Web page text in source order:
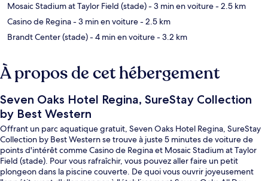
Mosaic Stadium at Taylor Field (stade)- 3 min en voiture- 2.5 km
Casino de Regina- 3 min en voiture- 2.5 km
Brandt Center (stade)- 4 min en voiture- 3.2 km
À propos de cet hébergement
Seven Oaks Hotel Regina, SureStay Collection
by Best Western
Offrant un parc aquatique gratuit, Seven Oaks Hotel Regina, SureStay
Collection by Best Western se trouve à juste 5 minutes de voiture de
points d'intérêt comme Casino de Regina et Mosaic Stadium at Taylor
Field (stade). Pour vous rafraîchir, vous pouvez aller faire un petit
plongeon dans la piscine couverte. De quoi vous ouvrir joyeusement